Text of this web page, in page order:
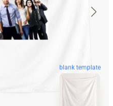
blank template